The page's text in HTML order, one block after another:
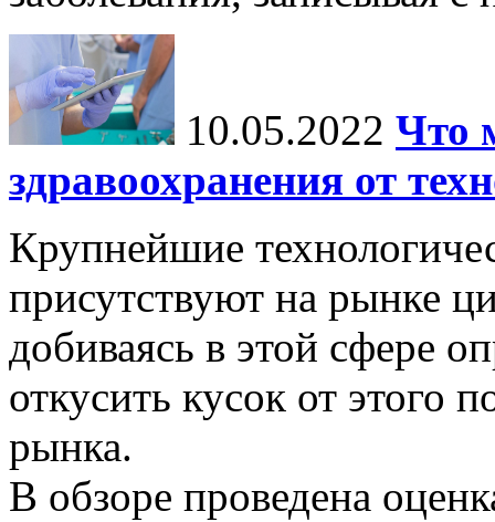
10.05.2022 Что
здравоохранения от
Крупнейшие
присутствуют на рынке
добиваясь в этой сфере
откусить кусок от этого
рынка.
В обзоре проведена